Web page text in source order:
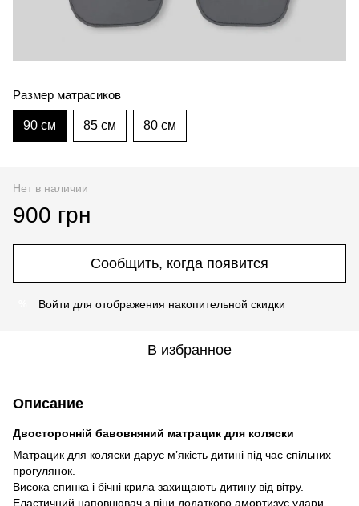
Размер матрасиков
90 см 85 см 80 см
Нет в наличии
900 грн
Сообщить, когда появится
Войти для отображения накопительной скидки
В избранное
Описание
Двосторонній бавовняний матрацик для коляски
Матрацик для коляски дарує м’якість дитині під час спільних
прогулянок.
Висока спинка і бічні крила захищають дитину від вітру.
Еластичний наповнювач з піни додатково амортизує удари.